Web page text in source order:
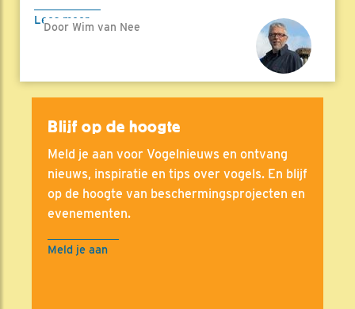
Lees meer
Door Wim van Nee
Blijf op de hoogte
Meld je aan voor Vogelnieuws en ontvang
nieuws, inspiratie en tips over vogels. En blijf
op de hoogte van beschermingsprojecten en
evenementen.
Meld je aan